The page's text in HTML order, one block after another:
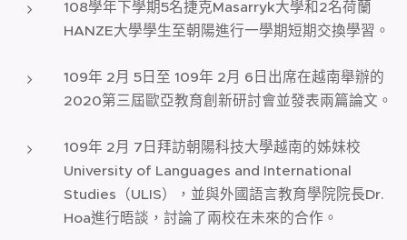
108學年下學期5名捷克Masarryk大學和2名荷蘭
HANZE大學學生至朝陽進行一學期短期交換學習。
˙109年 2月 5日至 109年 2月 6日出席在越南舉辦的
2020第三屆歐亞教育創新研討會並發表兩篇論文。
109年 2月 7日拜訪朝陽科技大學越南的姊妹校
University of Languages and International
Studies（ULIS），並與外國語言教育學院院長Dr.
Hoa進行晤談，討論了兩校在未來的合作。